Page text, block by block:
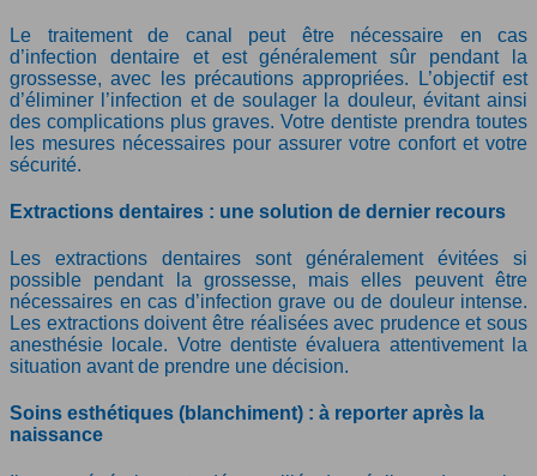
Le traitement de canal peut être nécessaire en cas
d’infection dentaire et est généralement sûr pendant la
grossesse, avec les précautions appropriées. L’objectif est
d’éliminer l’infection et de soulager la douleur, évitant ainsi
des complications plus graves. Votre dentiste prendra toutes
les mesures nécessaires pour assurer votre confort et votre
sécurité.
Extractions dentaires : une solution de dernier recours
Les extractions dentaires sont généralement évitées si
possible pendant la grossesse, mais elles peuvent être
nécessaires en cas d’infection grave ou de douleur intense.
Les extractions doivent être réalisées avec prudence et sous
anesthésie locale. Votre dentiste évaluera attentivement la
situation avant de prendre une décision.
Soins esthétiques (blanchiment) : à reporter après la
naissance